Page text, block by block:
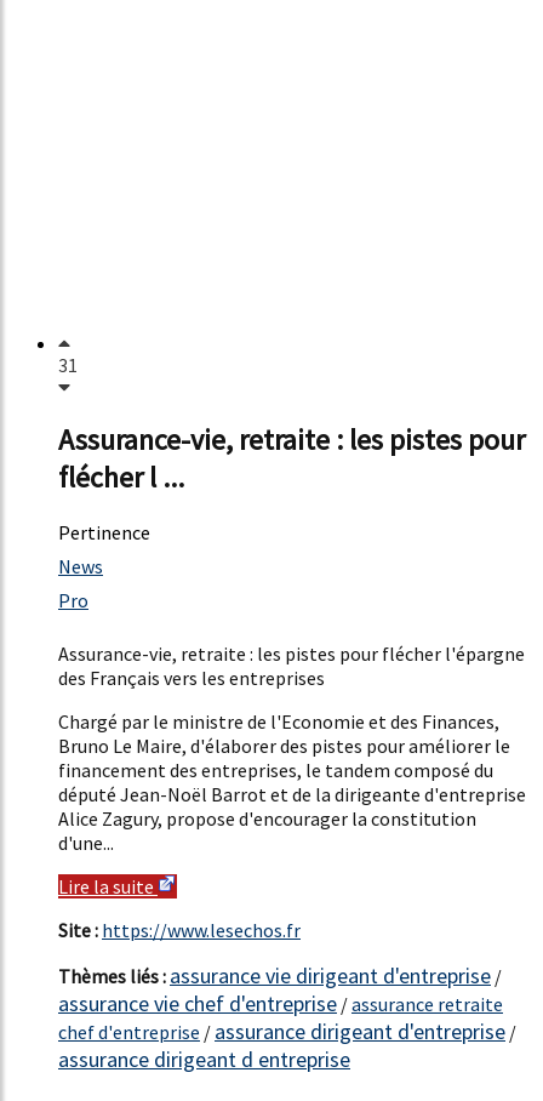
31
Assurance-vie, retraite : les pistes pour
flécher l ...
Pertinence
57%
News
4%
Pro
Assurance-vie, retraite : les pistes pour flécher l'épargne
des Français vers les entreprises
Chargé par le ministre de l'Economie et des Finances,
Bruno Le Maire, d'élaborer des pistes pour améliorer le
financement des entreprises, le tandem composé du
député Jean-Noël Barrot et de la dirigeante d'entreprise
Alice Zagury, propose d'encourager la constitution
d'une...
Lire la suite
Site : https://www.lesechos.fr
Thèmes liés : assurance vie dirigeant d'entreprise /
assurance vie chef d'entreprise /assurance retraite
chef d'entreprise / assurance dirigeant d'entreprise /
assurance dirigeant d entreprise